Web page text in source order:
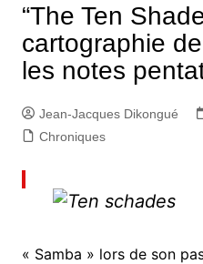
“The Ten
cartographie
les notes
Jean-Jacques Dikongué
Chroniques
« Samba » lors de son